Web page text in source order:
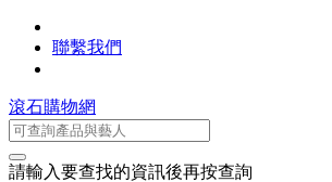
聯繫我們
滾石購物網
請輸入要查找的資訊後再按查詢